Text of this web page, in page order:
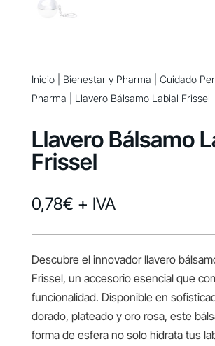
Inicio| Bienestar y Pharma
Cuidado
Pharma | Llavero Bálsamo Labial Frissel
Llavero Bálsamo
Frissel
0,78€ + IVA
Descubre el innovador llavero
Frissel, un accesorio esencial que
funcionalidad. Disponible en
dorado, plateado y oro rosa, este
forma de esfera no solo hidrata tus